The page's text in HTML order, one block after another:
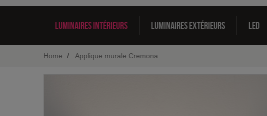
Luminaires intérieurs Luminaires extérieurs LED
Home Applique murale Cremona